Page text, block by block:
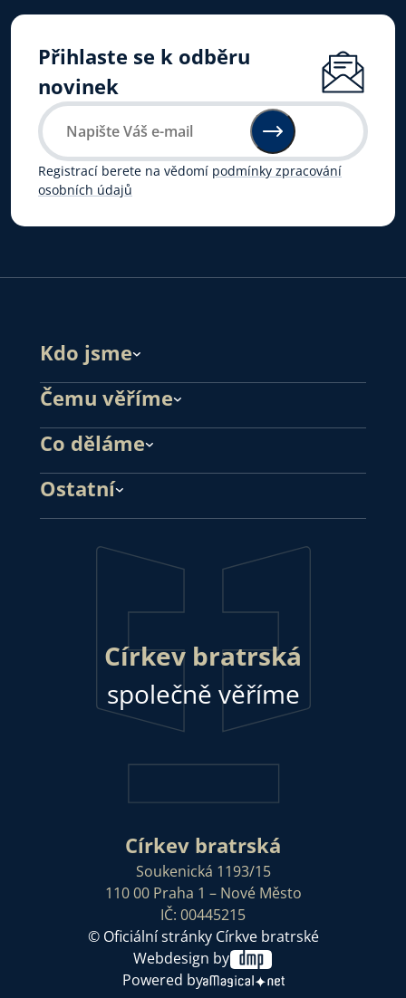
Přihlaste se k odběru
novinek
Registrací berete na vědomí podmínky zpracování
osobních údajů
Kdo jsme
Čemu věříme
Co děláme
Ostatní
Církev bratrská
společně věříme
Církev bratrská
Soukenická 1193/15
110 00 Praha 1 – Nové Město
IČ: 00445215
© Oficiální stránky Církve bratrské
Webdesign by
Powered by